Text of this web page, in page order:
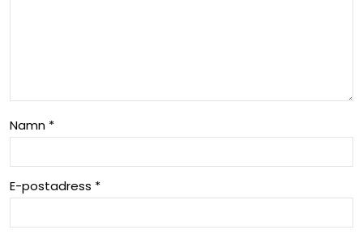
Namn *
E-postadress *